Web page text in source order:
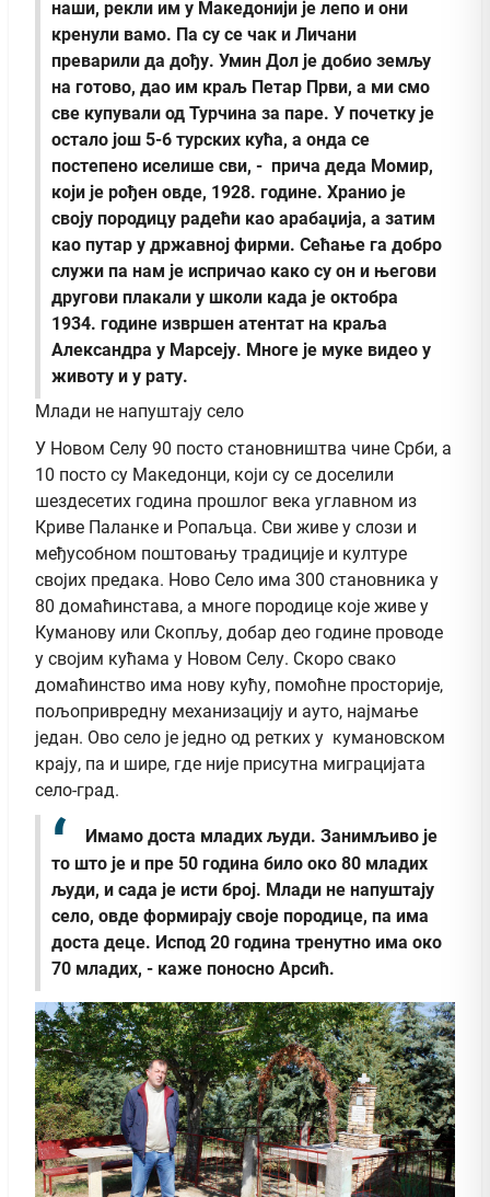
наши, рекли им у Македонији је лепо и они
кренули вамо. Па су се чак и Личани
преварили да дођу. Умин Дол је добио земљу
на готово, дао им краљ Петар Први, а ми смо
све купували од Турчина за паре. У почетку је
остало још 5-6 турских кућа, а онда се
постепено иселише сви, - прича деда Момир,
који је рођен овде, 1928. године. Хранио је
своју породицу радећи као арабаџија, а затим
као путар у државној фирми. Сећање га добро
служи па нам је испричао како су он и његови
другови плакали у школи када је октобра
1934. године извршен атентат на краља
Александра у Марсеју. Многе је муке видео у
животу и у рату.
Млади не напуштају село
У Новом Селу 90 посто становништва чине Срби, а
10 посто су Македонци, који су се доселили
шездесетих година прошлог века углавном из
Криве Паланке и Ропаљца. Сви живе у слози и
међусобном поштовању традиције и културе
својих предака. Ново Село има 300 становника у
80 домаћинстава, а многе породице које живе у
Куманову или Скопљу, добар део године проводе
у својим кућама у Новом Селу. Скоро свако
домаћинство има нову кућу, помоћне просторије,
пољопривредну механизацију и ауто, најмање
један. Ово село је једно од ретких у кумановском
крају, па и шире, где није присутна миграцијата
село-град.
Имамо доста младих људи. Занимљиво је
то што је и пре 50 година било око 80 младих
људи, и сада је исти број. Млади не напуштају
село, овде формирају своје породице, па има
доста деце. Испод 20 година тренутно има око
70 младих, - каже поносно Арсић.